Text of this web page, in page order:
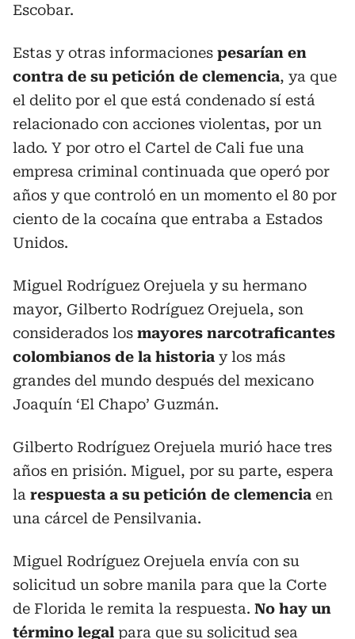
Escobar.
Estas y otras informaciones pesarían en
contra de su petición de clemencia, ya que
el delito por el que está condenado sí está
relacionado con acciones violentas, por un
lado. Y por otro el Cartel de Cali fue una
empresa criminal continuada que operó por
años y que controló en un momento el 80 por
ciento de la cocaína que entraba a Estados
Unidos.
Miguel Rodríguez Orejuela y su hermano
mayor, Gilberto Rodríguez Orejuela, son
considerados los mayores narcotraficantes
colombianos de la historia y los más
grandes del mundo después del mexicano
Joaquín ‘El Chapo’ Guzmán.
Gilberto Rodríguez Orejuela murió hace tres
años en prisión. Miguel, por su parte, espera
la respuesta a su petición de clemencia en
una cárcel de Pensilvania.
Miguel Rodríguez Orejuela envía con su
solicitud un sobre manila para que la Corte
de Florida le remita la respuesta. No hay un
término legal para que su solicitud sea